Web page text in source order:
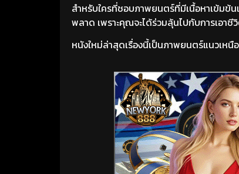
สำหรับใครที่ชอบภาพยนตร์ที่มีเนื้อหาเข้มข้
พลาด เพราะคุณจะได้ร่วมลุ้นไปกับการเอา
หนังใหม่ล่าสุดเรื่องนี้เป็นภาพยนตร์แนวเห